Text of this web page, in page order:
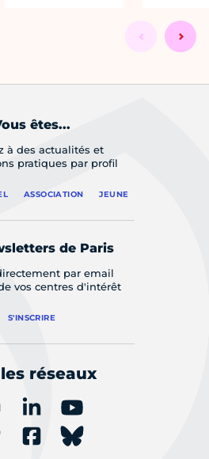
êtes...
à des actualités et
pratiques par profil
ASSOCIATION JEUNE
de Paris
par email
vos centres d'intérêt
S'INSCRIRE
réseaux